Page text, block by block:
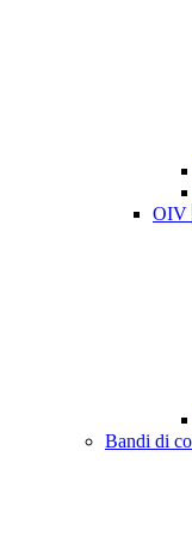
OIV
Bandi di